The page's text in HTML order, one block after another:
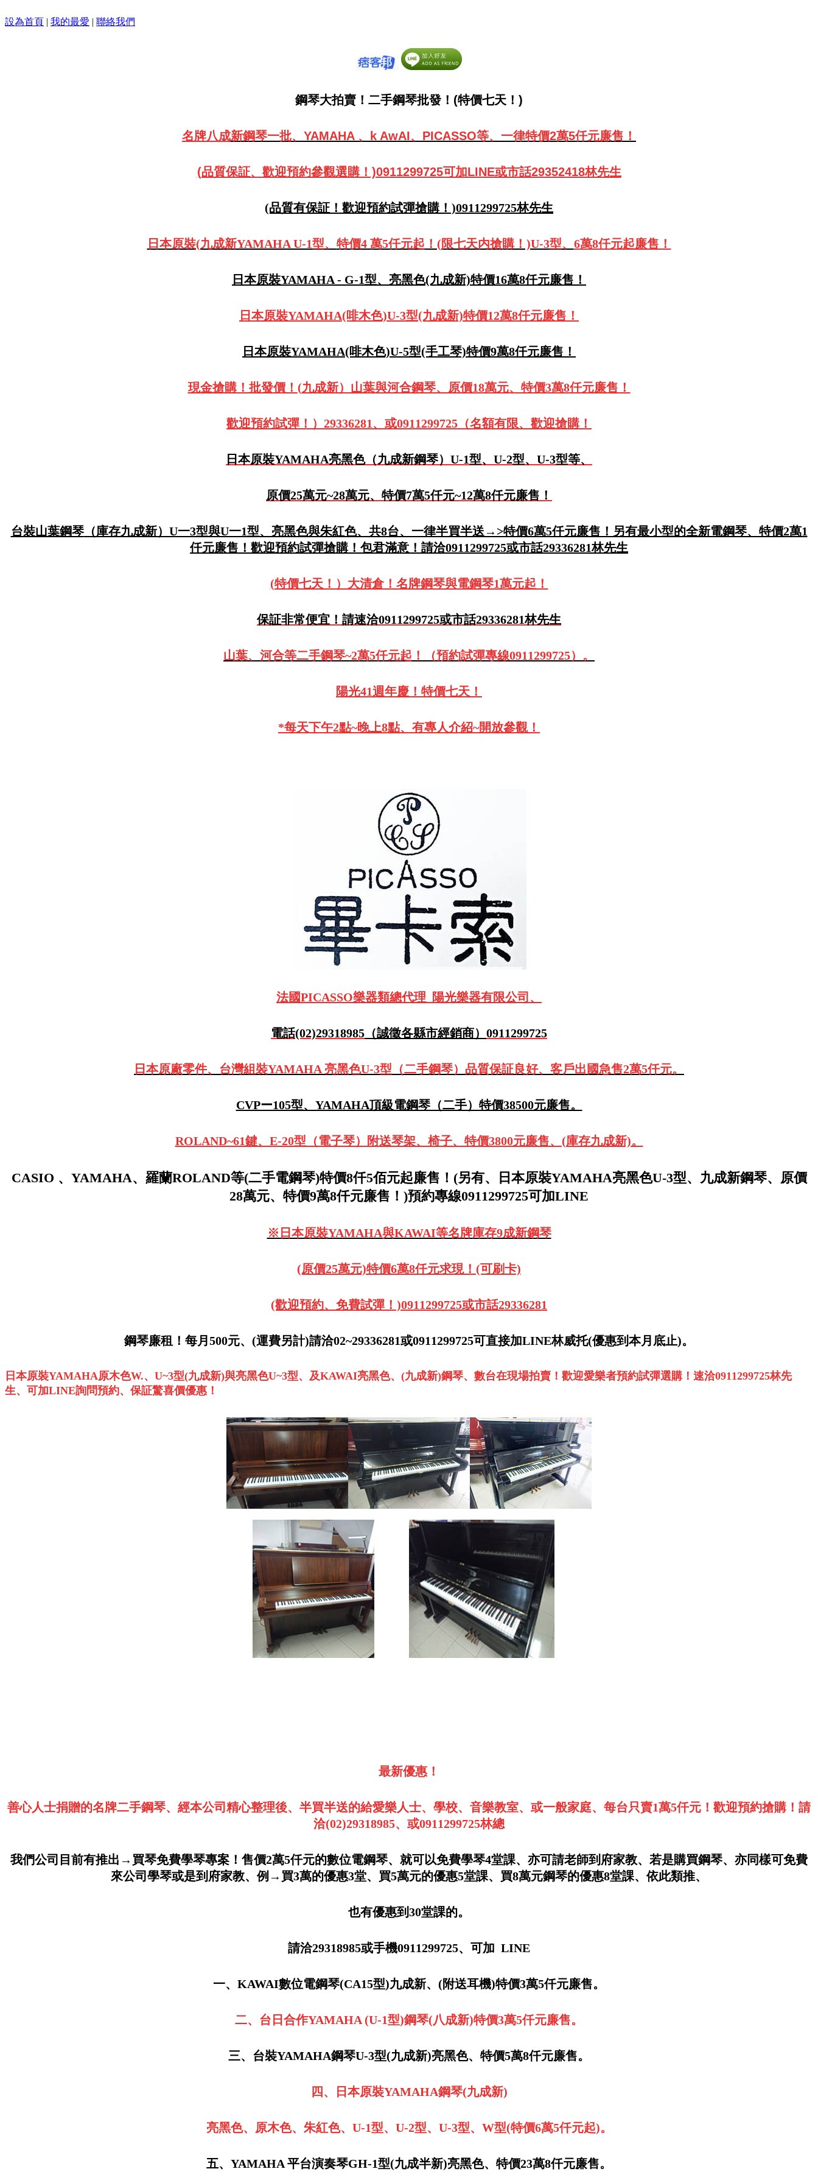
設為首頁 | 我的最愛 | 聯絡我們
鋼琴大拍賣！二手鋼琴批發！(特價七天！)
名牌八成新鋼琴一批、YAMAHA 、k AwAI、PICASSO等、 一律特價2萬5仟元廉售 ！
(品質保証、歡迎預約參觀選購！)0911299725可加LINE或市話29352418林先生
(品質有保証！歡迎預約試彈搶購！)0911299725林先生
日本原裝(九成新YAMAHA U-1型、 特價4 萬5仟元起 ！(限七天内搶購！)U-3型、 6萬8仟元起廉售！
日本原裝YAMAHA - G-1型、亮黑色(九成新)特價16萬8仟元廉售！
日本原裝YAMAHA(啡木色)U-3型(九成新)特價12萬8仟元廉售！
日本原裝YAMAHA(啡木色)U-5型(手工琴)特價9萬8仟元廉售！
現金搶購！批發價！ (九成新）山葉與河合鋼琴、原價18萬元、特價3萬8仟元廉售！
歡迎預約試彈！）29336281、或0911299725（名額有限、歡迎搶購！
日本原裝YAMAHA亮黑色（九成新鋼琴）U-1型、U-2型、U-3型等、
原價25萬元~28萬元、特價7萬5仟元~12萬8仟元廉售！
台裝山葉鋼琴（庫存九成新）U一3型與U一1型、亮黑色與朱紅色、共8台、一律半買半送→>特價6萬5仟元廉售！另有最小型的全新電鋼琴、特價2萬1
仟元廉售！歡迎預約試彈搶購！包君滿意！請洽0911299725或市話29336281林先生
(特價七天！）大清倉！名牌鋼琴與電鋼琴1萬元起！
保証非常便宜！請速洽0911299725或市話29336281林先生
山葉、河合等二手鋼琴~2萬5仟元起！（預約試彈專線0911299725）。
陽光41週年慶！特價七天！
*每天下午2點~晚上8點、有專人介紹~開放參觀！
法國PICASSO樂器類總代理 陽光樂器有限公司、
電話(02)29318985 （誠徵各縣市經銷商） 0911299725
日本原廠零件、台灣組裝YAMAHA 亮黑色U-3型（二手鋼琴）品質保証良好、客戶出國急售2萬5仟元。
CVPー105型、YAMAHA頂級電鋼琴（二手）特價38500元廉售。
ROLAND~61鍵、E-20型（電子琴）附送琴架、椅子、特價3800元廉售、(庫存九成新)。
CASIO 、YAMAHA、羅蘭ROLAND等(二手電鋼琴)特價8仟5佰元起廉售！(另有、日本原裝YAMAHA亮黑色U-3型、九成新鋼琴、原價
28萬元、特價9萬8仟元廉售！)預約專線0911299725可加LINE
※日本原裝YAMAHA與KAWAI等名牌庫存9成新鋼琴
(原價25萬元)特價6萬8仟元求現！(可刷卡)
(歡迎預約、免費試彈！)0911299725或市話29336281
鋼琴廉租！每月500元、(運費另計)請洽02~29336281或0911299725可直接加LINE林威托(優惠到本月底止)。
日本原裝YAMAHA原木色W.、 U~3型(九成新)與亮黑色U~3型、及KAWAI亮黑色、 (九成新)鋼琴、數台在現場拍賣！歡迎愛樂者預約試彈選購！速洽0911299725林先
生、可加LINE詢問預約、保証驚喜價優惠！
最新優惠！
善心人士捐贈的名牌二手鋼琴、經本公司精心整理後、半買半送的給愛樂人士、學校、音樂教室、或一般家庭、每台只賣1萬5仟元！歡迎預約搶購！請
洽(02)29318985、或0911299725林總
我們公司目前有推出→買琴免費學琴專案！售價2萬5仟元的數位電鋼琴、就可以免費學琴4堂課、亦可請老師到府家教、若是購買鋼琴、亦同樣可免費
來公司學琴或是到府家教、例→買3萬的優惠3堂、買5萬元的優惠5堂課、買8萬元鋼琴的優惠8堂課、依此類推、
也有優惠到30堂課的。
請洽29318985或手機0911299725、可加 LINE
一、KAWAI數位電鋼琴(CA15型)九成新、(附送耳機)特價3萬5仟元廉售。
二、台日合作YAMAHA (U-1型)鋼琴(八成新)特價3萬5仟元廉售。
三、台裝YAMAHA鋼琴U-3型(九成新)亮黑色、特價5萬8仟元廉售。
四、日本原裝YAMAHA鋼琴(九成新)
亮黑色、原木色、朱紅色、U-1型、U-2型、U-3型、W型(特價6萬5仟元起)。
五、YAMAHA 平台演奏琴GH-1型(九成半新)亮黑色、特價23萬8仟元廉售。